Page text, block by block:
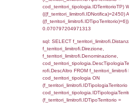
f_confini INNER
ON
INNER JOIN
sql: SELECT